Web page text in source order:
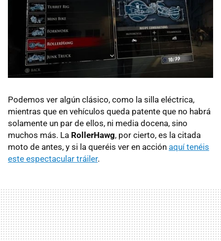
Podemos ver algún clásico, como la silla eléctrica,
mientras que en vehículos queda patente que no habrá
solamente un par de ellos, ni media docena, sino
muchos más. La RollerHawg, por cierto, es la citada
moto de antes, y si la queréis ver en acción aquí tenéis
este espectacular tráiler.